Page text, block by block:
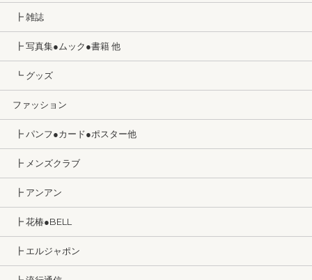
┣ 雑誌
┣ 写真集●ムック●書籍 他
┗ グッズ
ファッション
┣ パンフ●カード●ポスター他
┣ メンズクラブ
┣ アンアン
┣ 花椿●BELL
┣ エルジャポン